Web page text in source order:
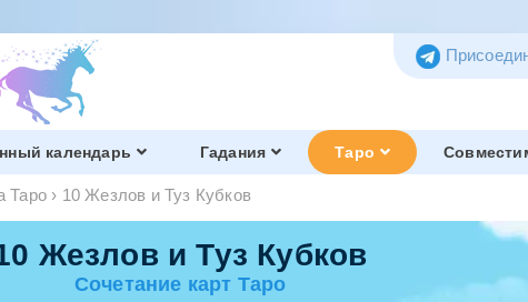
календарь Гадания Таро
Таро › 10 Жезлов и Туз Кубков
Жезлов и Туз Кубков
Сочетание карт Таро
Таро Тота